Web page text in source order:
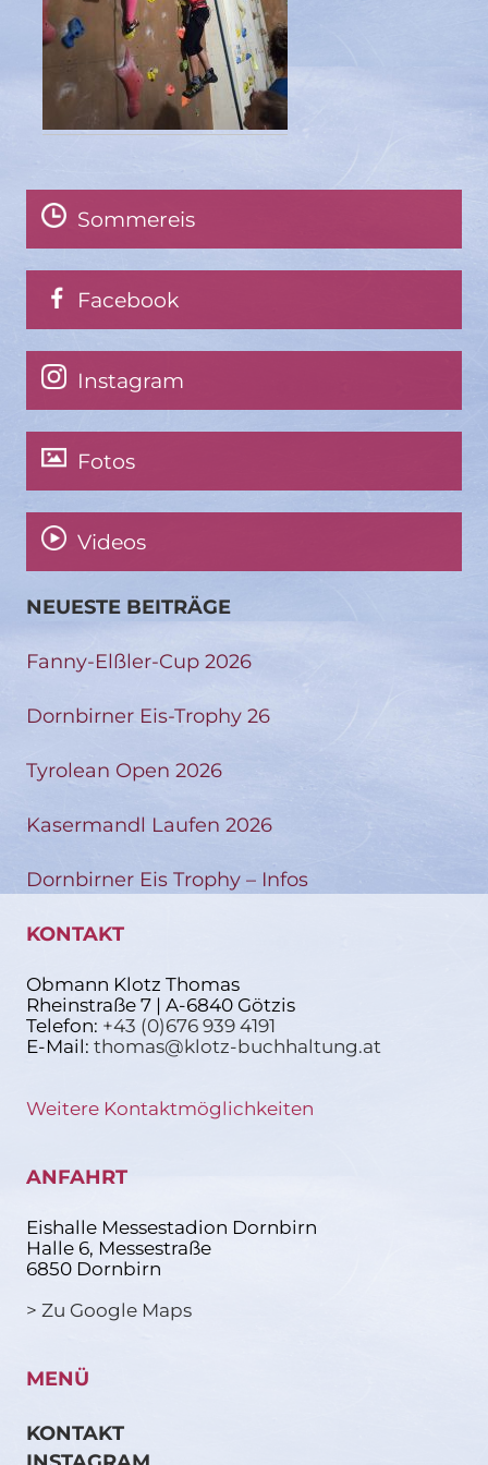
Sommereis
Facebook
Instagram
Fotos
Videos
NEUESTE BEITRÄGE
Fanny-Elßler-Cup 2026
Dornbirner Eis-Trophy 26
Tyrolean Open 2026
Kasermandl Laufen 2026
Dornbirner Eis Trophy – Infos
KONTAKT
Obmann Klotz Thomas
Rheinstraße 7 | A-6840 Götzis
Telefon: +43 (0)676 939 4191
E-Mail: thomas@klotz-buchhaltung.at
Weitere Kontaktmöglichkeiten
ANFAHRT
Eishalle Messestadion Dornbirn
Halle 6, Messestraße
6850 Dornbirn
> Zu Google Maps
MENÜ
KONTAKT